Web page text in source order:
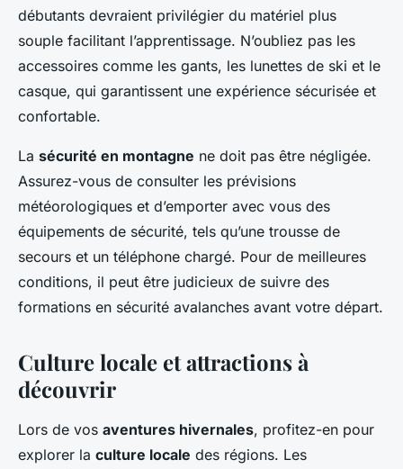
débutants devraient privilégier du matériel plus
souple facilitant l’apprentissage. N’oubliez pas les
accessoires comme les gants, les lunettes de ski et le
casque, qui garantissent une expérience sécurisée et
confortable.
La sécurité en montagne ne doit pas être négligée.
Assurez-vous de consulter les prévisions
météorologiques et d’emporter avec vous des
équipements de sécurité, tels qu’une trousse de
secours et un téléphone chargé. Pour de meilleures
conditions, il peut être judicieux de suivre des
formations en sécurité avalanches avant votre départ.
Culture locale et attractions à
découvrir
Lors de vos aventures hivernales, profitez-en pour
explorer la culture locale des régions. Les